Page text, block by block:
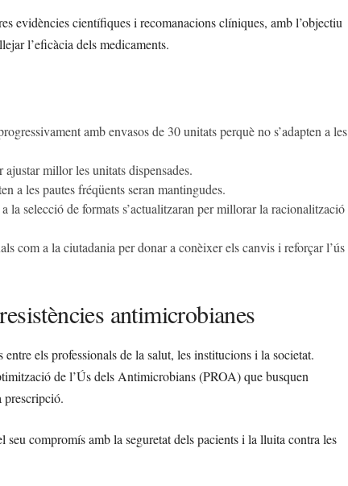
evidències científiques i recomanacions clíniques, amb l’objectiu
l’eficàcia dels medicaments.
amb envasos de 30 unitats perquè no s’adapten a les
ajustar millor les unitats dispensades.
a les pautes fréqüents seran mantingudes.
la selecció de formats s’actualitzaran per millorar la racionalització
com a la ciutadania per donar a conèixer els canvis i reforçar l’ús
antimicrobianes
els professionals de la salut, les institucions i la societat.
de l’Ús dels Antimicrobians (PROA) que busquen
prescripció.
compromís amb la seguretat dels pacients i la lluita contra les